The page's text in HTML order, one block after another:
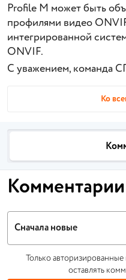
Profile M может быть
профилями видео
интегрированной
ONVIF.
С уважением, команда
Ко
Комментарии
Сначала новые
Только авторизированные
оставлять